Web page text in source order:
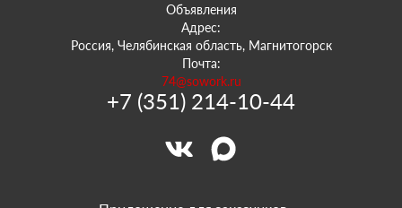
Объявления
Адрес:
Россия, Челябинская область, Магнитогорск
Почта:
74@sowork.ru
+7 (351) 214-10-44